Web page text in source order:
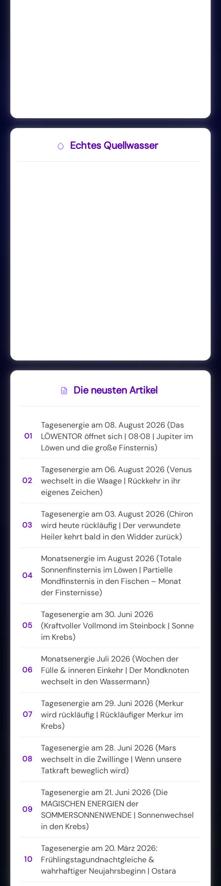
Echtes Quellwasser
Die neusten Artikel
01
Tagesenergie am 08. August 2026 (Das
LÖWENTOR öffnet sich | 08·08 | Jupiter im
Löwen und die große Finsternis)
02
Tagesenergie am 06. August 2026 (Venus
wechselt in die Waage | Rückkehr in ihr
eigenes Zeichen)
03
Tagesenergie am 03. August 2026 (Chiron
wird heute rückläufig | Der verwundete
Heiler kehrt bald in den Widder zurück)
04
Monatsenergie im August 2026 (Totale
Sonnenfinsternis im Löwen | Partielle
Mondfinsternis in den Fischen – Monat
der Finsternisse)
05
Tagesenergie am 30. Juni 2026
(Kraftvoller Vollmond im Steinbock | Sonne
im Krebs)
06
Monatsenergie Juli 2026 (Wochen der
Fülle & inneren Einkehr | Der Mondknoten
wechselt in den Wassermann)
07
Tagesenergie am 29. Juni 2026 (Merkur
wird rückläufig | Rückläufiger Merkur im
Krebs)
08
Tagesenergie am 28. Juni 2026 (Mars
wechselt in die Zwillinge | Wenn unsere
Tatkraft beweglich wird)
09
Tagesenergie am 21. Juni 2026 (Die
MAGISCHEN ENERGIEN der
SOMMERSONNENWENDE | Sonnenwechsel
in den Krebs)
10
Tagesenergie am 20. März 2026:
Frühlingstagundnachtgleiche &
wahrhaftiger Neujahrsbeginn | Ostara